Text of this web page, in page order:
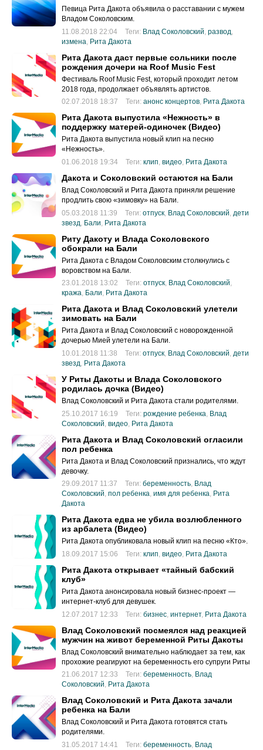
Певица Рита Дакота объявила о расставании с мужем
Владом Соколовским.
11.08.2018 22:04
Теги: Влад Соколовский развод
измена Рита Дакота
Рита Дакота даст первые сольники после
рождения дочери на Roof Music Fest
Фестиваль Roof Music Fest, который проходит летом
2018 года, продолжает объявлять артистов.
02.07.2018 18:37
Теги: анонс концертов, Рита Дакота
Рита Дакота выпустила «Нежность» в
поддержку матерей-одиночек (Видео)
Рита Дакота выпустила новый клип на песню
«Нежность».
01.06.2018 19:34
Теги: клип, видео, Рита Дакота
Дакота и Соколовский остаются на Бали
Влад Соколовский и Рита Дакота приняли решение
продлить свою «зимовку» на Бали.
05.03.2018 11:39
Теги: отпуск Влад Соколовский дети
звезд Бали Рита Дакота
Риту Дакоту и Влада Соколовского
обокрали на Бали
Рита Дакота с Владом Соколовским столкнулись с
воровством на Бали.
23.01.2018 13:02
Теги: отпуск, Влад Соколовский,
кража, Бали, Рита Дакота
Рита Дакота и Влад Соколовский улетели
зимовать на Бали
Рита Дакота и Влад Соколовский с новорожденной
дочерью Мией улетели на Бали.
10.01.2018 11:38
Теги: отпуск Влад Соколовский дети
звезд Рита Дакота
У Риты Дакоты и Влада Соколовского
родилась дочка (Видео)
Влад Соколовский и Рита Дакота стали родителями.
25.10.2017 16:19
Теги: рождение ребенка Влад
Соколовский видео Рита Дакота
Рита Дакота и Влад Соколовский огласили
пол ребенка
Рита Дакота и Влад Соколовский признались, что ждут
девочку.
29.09.2017 11:37
Теги: беременность, Влад
Соколовский, пол ребенка, имя для ребенка, Рита
Дакота
Рита Дакота едва не убила возлюбленного
из арбалета (Видео)
Рита Дакота опубликовала новый клип на песню «Кто».
18.09.2017 15:06
Теги: клип, видео, Рита Дакота
Рита Дакота открывает «тайный бабский
клуб»
Рита Дакота анонсировала новый бизнес-проект —
интернет-клуб для девушек.
12.07.2017 12:33
Теги: бизнес, интернет, Рита Дакота
Влад Соколовский посмеялся над реакцией
мужчин на живот беременной Риты Дакоты
Влад Соколовский внимательно наблюдает за тем, как
прохожие реагируют на беременность его супруги Риты
Дакоты.
21.06.2017 12:33 Теги: беременность, Влад
Соколовский, Рита Дакота
Влад Соколовский и Рита Дакота зачали
ребенка на Бали
Влад Соколовский и Рита Дакота готовятся стать
родителями.
31.05.2017 14:41
Теги: беременность, Влад